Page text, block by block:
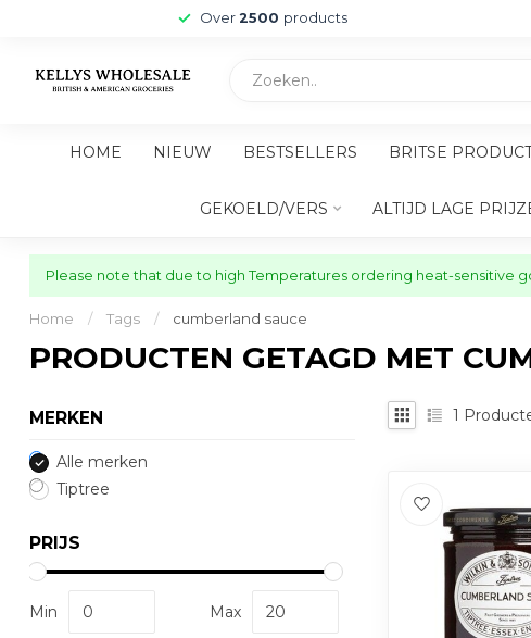
Over 2500 products
HOME NIEUW BESTSELLERS BRITSE
GEKOELD/VERS ALTIJD LAGE
Please note that due to high Temperatures ordering heat-sensitive
Home / Tags / cumberland sauce
PRODUCTEN GETAGD MET
MERKEN
Alle merken
Tiptree
PRIJS
Min Max
1